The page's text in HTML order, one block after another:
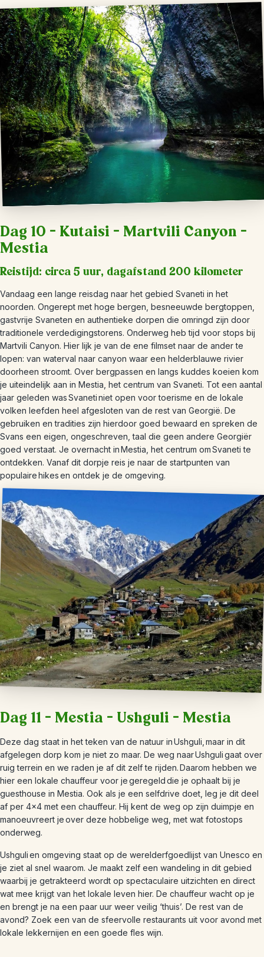
Dag 10 – Kutaisi – Martvili Canyon –
Mestia
Reistijd: circa 5 uur, dagafstand 200 kilometer
Vandaag een lange reisdag naar het gebied Svaneti in het
noorden. Ongerept met hoge bergen, besneeuwde bergtoppen,
gastvrije Svaneten en authentieke dorpen die omringd zijn door
traditionele verdedigingstorens. Onderweg heb tijd voor stops bij
Martvili Canyon. Hier lijk je van de ene filmset naar de ander te
lopen: van waterval naar canyon waar een helderblauwe rivier
doorheen stroomt. Over bergpassen en langs kuddes koeien kom
je uiteindelijk aan in Mestia, het centrum van Svaneti. Tot een aantal
jaar geleden was Svaneti niet open voor toerisme en de lokale
volken leefden heel afgesloten van de rest van Georgië. De
gebruiken en tradities zijn hierdoor goed bewaard en spreken de
Svans een eigen, ongeschreven, taal die geen andere Georgiër
goed verstaat. Je overnacht in Mestia, het centrum om Svaneti te
ontdekken. Vanaf dit dorpje reis je naar de startpunten van
populaire hikes en ontdek je de omgeving.
Dag 11 – Mestia – Ushguli – Mestia
Deze dag staat in het teken van de natuur in Ushguli, maar in dit
afgelegen dorp kom je niet zo maar. De weg naar Ushguli gaat over
ruig terrein en we raden je af dit zelf te rijden. Daarom hebben we
hier een lokale chauffeur voor je geregeld die je ophaalt bij je
guesthouse in Mestia. Ook als je een selfdrive doet, leg je dit deel
af per 4×4 met een chauffeur. Hij kent de weg op zijn duimpje en
manoeuvreert je over deze hobbelige weg, met wat fotostops
onderweg.
Ushguli en omgeving staat op de werelderfgoedlijst van Unesco en
je ziet al snel waarom. Je maakt zelf een wandeling in dit gebied
waarbij je getrakteerd wordt op spectaculaire uitzichten en direct
wat mee krijgt van het lokale leven hier. De chauffeur wacht op je
en brengt je na een paar uur weer veilig ‘thuis’. De rest van de
avond? Zoek een van de sfeervolle restaurants uit voor avond met
lokale lekkernijen en een goede fles wijn.